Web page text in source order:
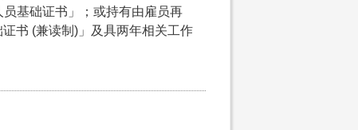
基础证书」；或持有由雇员再
书 (兼读制)」及具两年相关工作